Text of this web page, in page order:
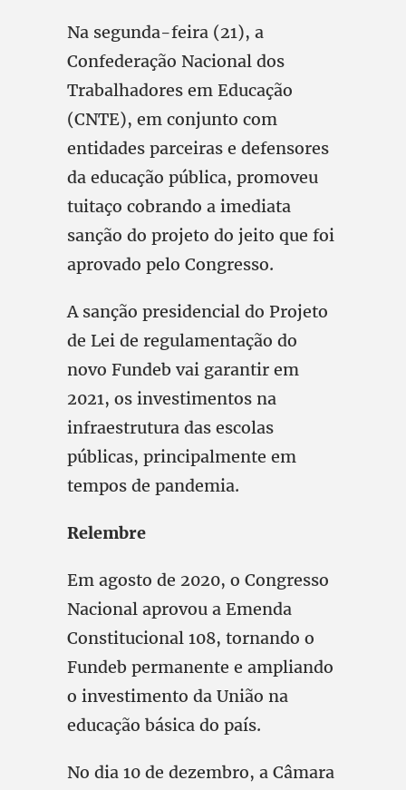
Na segunda-feira (21), a
Confederação Nacional dos
Trabalhadores em Educação
(CNTE), em conjunto com
entidades parceiras e defensores
da educação pública, promoveu
tuitaço cobrando a imediata
sanção do projeto do jeito que foi
aprovado pelo Congresso.
A sanção presidencial do Projeto
de Lei de regulamentação do
novo Fundeb vai garantir em
2021, os investimentos na
infraestrutura das escolas
públicas, principalmente em
tempos de pandemia.
Relembre
Em agosto de 2020, o Congresso
Nacional aprovou a Emenda
Constitucional 108, tornando o
Fundeb permanente e ampliando
o investimento da União na
educação básica do país.
No dia 10 de dezembro, a Câmara